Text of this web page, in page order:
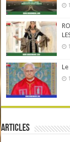
Articles